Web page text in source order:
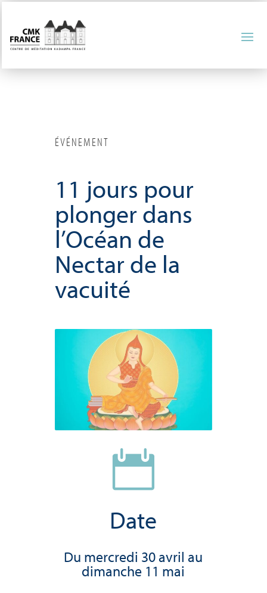
ÉVÉNEMENT
11 jours pour
plonger dans
l’Océan de
Nectar de la
vacuité

Date
Du mercredi 30 avril au
dimanche 11 mai